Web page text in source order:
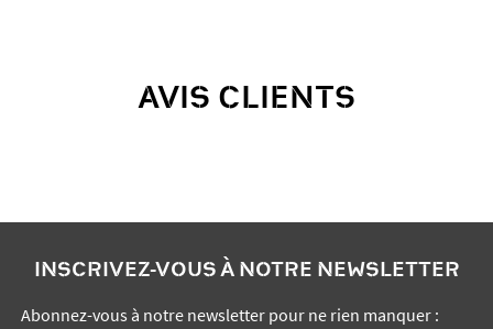
AVIS CLIENTS
INSCRIVEZ-VOUS À NOTRE NEWSLETTER
Abonnez-vous à notre newsletter pour ne rien manquer :